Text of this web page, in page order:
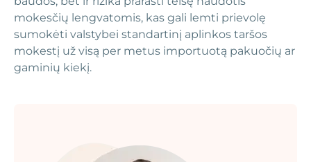
mokesčių lengvatomis, kas gali lemti prievolę
sumokėti valstybei standartinį aplinkos taršos
mokestį už visą per metus importuotą pakuočių ar
gaminių kiekį.